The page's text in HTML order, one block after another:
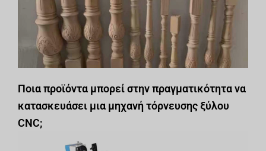
Ποια προϊόντα μπορεί στην πραγματικότητα να
κατασκευάσει μια μηχανή τόρνευσης ξύλου
CNC;